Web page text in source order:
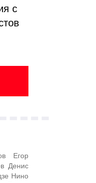
с
Егор
Денис
Нино